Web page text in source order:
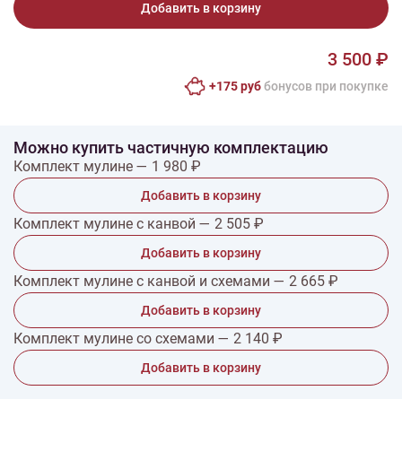
Добавить в корзину
3 500 ₽
+175 руббонусов при покупке
Можно купить частичную комплектацию
Комплект мулине — 1 980 ₽
Добавить в корзину
Комплект мулине с канвой — 2 505 ₽
Добавить в корзину
Комплект мулине с канвой и схемами — 2 665 ₽
Добавить в корзину
Комплект мулине со схемами — 2 140 ₽
Добавить в корзину